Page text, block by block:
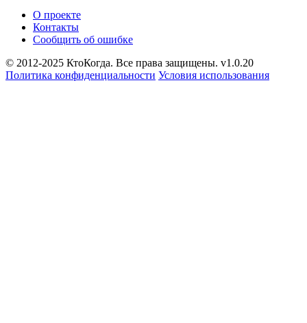
О проекте
Контакты
Сообщить об ошибке
© 2012-2025 КтоКогда. Все права защищены. v1.0.20
Политика конфиденциальности Условия использования